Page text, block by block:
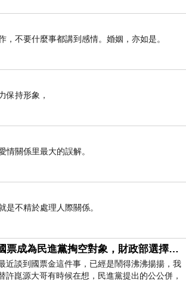
，不要什麼事都講到感情。婚姻，亦如是。
保持形象，
情關係里最大的誤解。
是不精於處理人際關係。
國票成為民進黨掏空對象，財政部選擇性失憶
近談到國票金這件事，已經是鬧得沸沸揚揚，我
許崑源大哥有時候在想，民進黨提出的公公併，